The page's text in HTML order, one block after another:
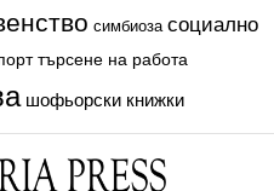
симбиоза социално
търсене на работа
шофьорски книжки